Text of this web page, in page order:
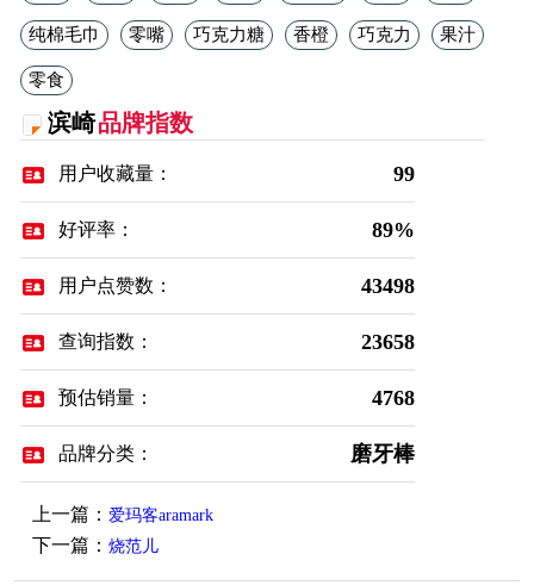
纯棉毛巾 零嘴 巧克力糖 香橙 巧克力 果汁
零食
滨崎品牌指数
用户收藏量： 99
好评率： 89%
用户点赞数： 43498
查询指数： 23658
预估销量： 4768
品牌分类： 磨牙棒
上一篇： 爱玛客aramark
下一篇： 烧范儿